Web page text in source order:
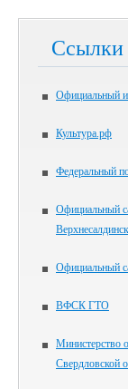
Ссылки
Официальный
Культура.рф
Федеральный
Официальный
Официальный
ВФСК ГТО
Министерство
Свердловской